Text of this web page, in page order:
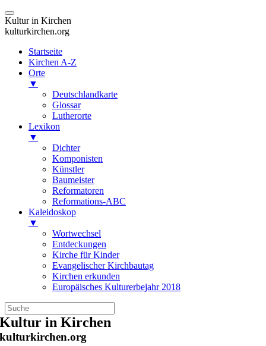
Kultur in Kirchen
kulturkirchen.org
Startseite
Kirchen A-Z
Orte
▼
Deutschlandkarte
Glossar
Lutherorte
Lexikon
▼
Dichter
Komponisten
Künstler
Baumeister
Reformatoren
Reformations-ABC
Kaleidoskop
▼
Wortwechsel
Entdeckungen
Kirche für Kinder
Evangelischer Kirchbautag
Kirchen erkunden
Europäisches Kulturerbejahr 2018
Zum
Inhalt
springen
Kultur in Kirchen
kulturkirchen.org